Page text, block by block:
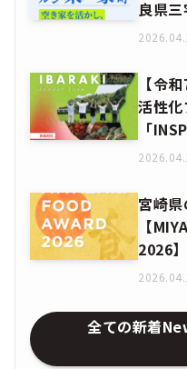
良県三
【令
活性
「
宮崎県
【
2026
全ての新着